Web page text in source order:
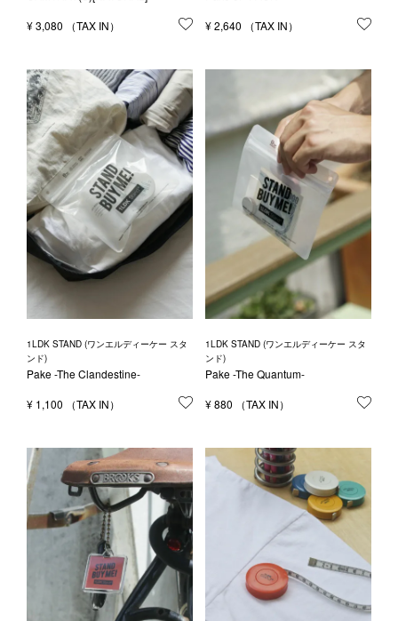
¥3,080 お気に入りに登録する
¥2,640
1LDK STAND (ワンエルディーケー スタ
ンド)
Pake -The Clandestine-
¥ 1,100 お気に入りに登録する
1LDK STAND (ワンエルディーケー スタ
ンド)
Pake -The Quantum-
¥880